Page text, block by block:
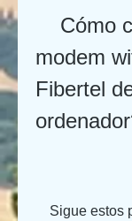
modem
Fibertel